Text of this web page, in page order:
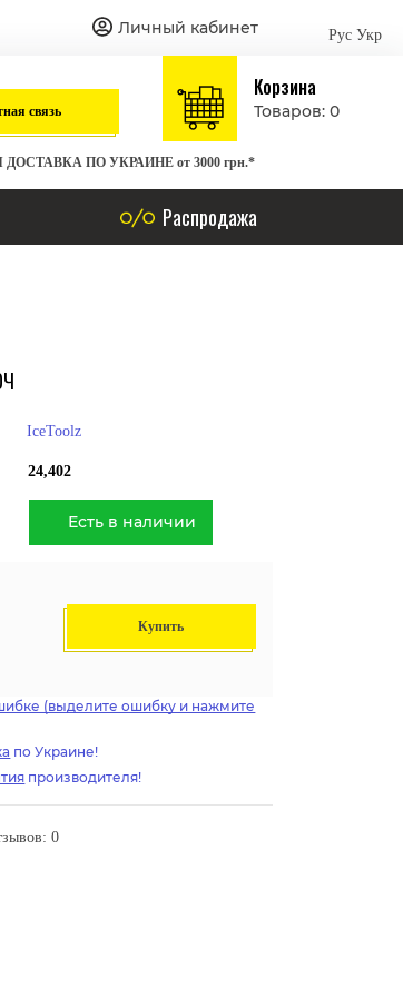
Личный кабинет Рус Укр
связь
Корзина
Товаров: 0
ПО УКРАИНЕ от 3000 грн.*
Распродажа
IceToolz
24,402
Есть в наличии
Купить
(выделите ошибку и нажмите
по Украине!
производителя!
0